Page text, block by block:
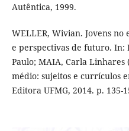
Autêntica, 1999.
WELLER, Wivian. Jovens
e perspectivas de futuro. In:
Paulo; MAIA, Carla Linhares
médio: sujeitos e currículos
Editora UFMG, 2014. p. 135-